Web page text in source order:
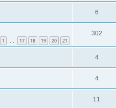
6
1 … 17 18 19 20 21
302
4
4
11